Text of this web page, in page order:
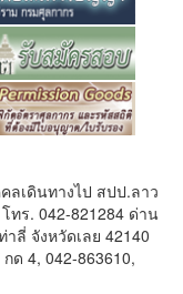
ลเดินทางไป สปป.ลาว
ทร. 042-821284 ด่าน
ลี่ จังหวัดเลย 42140
ด 4, 042-863610,